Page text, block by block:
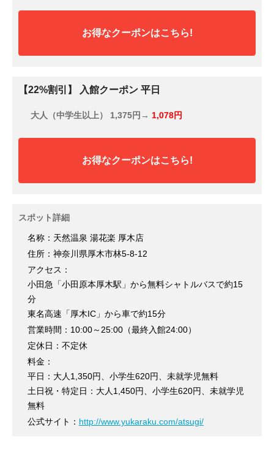
お得なクーポンはこちら!
【22%割引】 入館クーポン 平日
大人（中学生以上） 1,375円→ 1,078円
お得なクーポンはこちら!
スポット詳細
名称：天然温泉 湯花楽 厚木店
住所：神奈川県厚木市林5-8-12
アクセス：
小田急「小田原本厚木駅」から無料シャトルバスで約15
分
東名高速「厚木IC」から車で約15分
営業時間：10:00～25:00（最終入館24:00）
定休日：不定休
料金：
平日：大人1,350円、小学生620円、未就学児無料
土日祝・特定日：大人1,450円、小学生620円、未就学児
無料
公式サイト： http://www.yukaraku.com/atsugi/